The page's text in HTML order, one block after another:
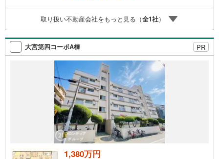
ください！営業スタッフがご自宅に伺って送迎致します！
【リフォーム相談】資格を持った専門スタッフがお悩みに
合わせてお話をうかがい、お客さまにぴったりの提案を行
います！■その他:物件相談、住宅ローン相談、ご質問、気
になること、何でもお気軽にご相談ください！
取り扱い不動産会社をもっと見る（全1社）
大宮第四コーポA棟 PR
1,380万円